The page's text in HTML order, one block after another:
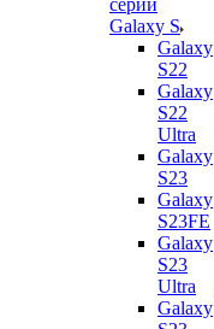
серии
Galaxy S
Galaxy
S22
Galaxy
S22
Ultra
Galaxy
S23
Galaxy
S23FE
Galaxy
S23
Ultra
Galaxy